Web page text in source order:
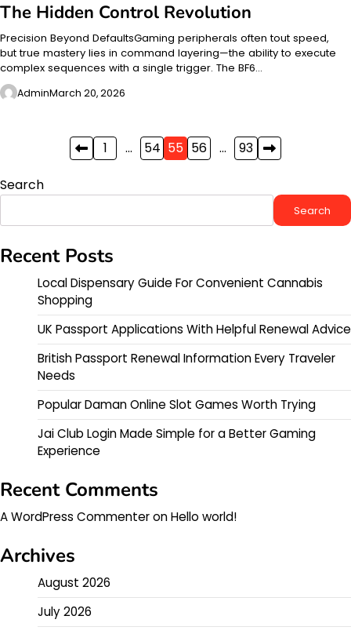
The Hidden Control Revolution
Precision Beyond DefaultsGaming peripherals often tout speed,
but true mastery lies in command layering—the ability to execute
complex sequences with a single trigger. The BF6…
AdminMarch 20, 2026
pagination
1 … 54 55 56 … 93
Search
Search
Recent Posts
Local Dispensary Guide For Convenient Cannabis
Shopping
UK Passport Applications With Helpful Renewal Advice
British Passport Renewal Information Every Traveler
Needs
Popular Daman Online Slot Games Worth Trying
Jai Club Login Made Simple for a Better Gaming
Experience
Recent Comments
A WordPress CommenteronHello world!
Archives
August 2026
July 2026